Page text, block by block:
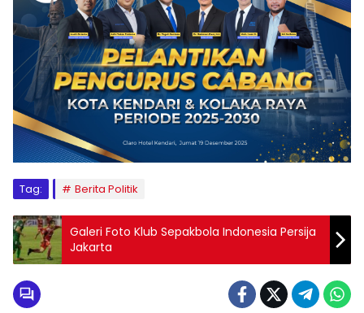
Tag: Berita Politik
Galeri Foto Klub Sepakbola Indonesia Persija
Jakarta